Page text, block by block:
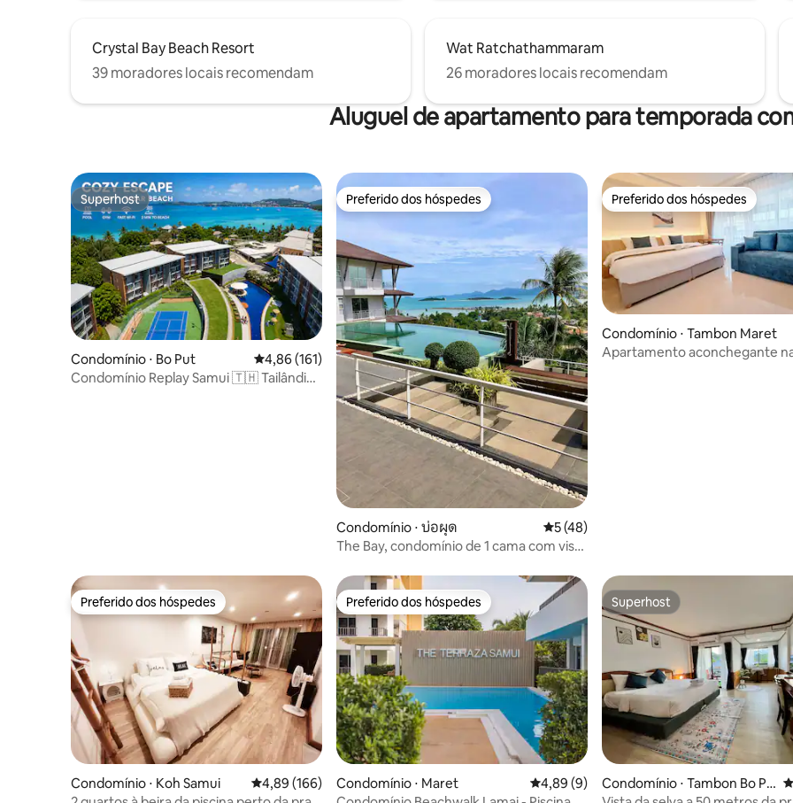
Crystal Bay Beach Resort
39 moradores locais recomendam
Wat Ratchathammaram
26 moradores locais recomendam
Aluguel de apartamento para temporada
Superhost
Superhost
Condomínio ⋅ Bo Put 4,86 de uma avaliação média de 5, 161 avaliações
4,86 (161)
Condomínio Rеplay Samui 🇹🇭 Tailândia ,
Preferido dos hóspedes
Preferido dos hóspedes
Condomínio ⋅ บ่อผุด 5 de uma avaliação média de 5, 48
5 (48)
The Bay, condomínio de 1 cama com vista
Preferido dos hóspedes
Preferido dos hóspedes
Condomínio ⋅ Tambon Maret
Apartamento aconchegante
Preferido dos hóspedes
Preferido dos hóspedes
Condomínio ⋅ Koh Samui 4,89 de uma avaliação média de 5, 166 avaliações
4,89 (166)
Preferido dos hóspedes
Preferido dos hóspedes
Condomínio ⋅ Maret 4,89 de uma avaliação média de 5, 9
4,89 (9)
Superhost
Superhost
Condomínio ⋅ Tambon Bo Pu